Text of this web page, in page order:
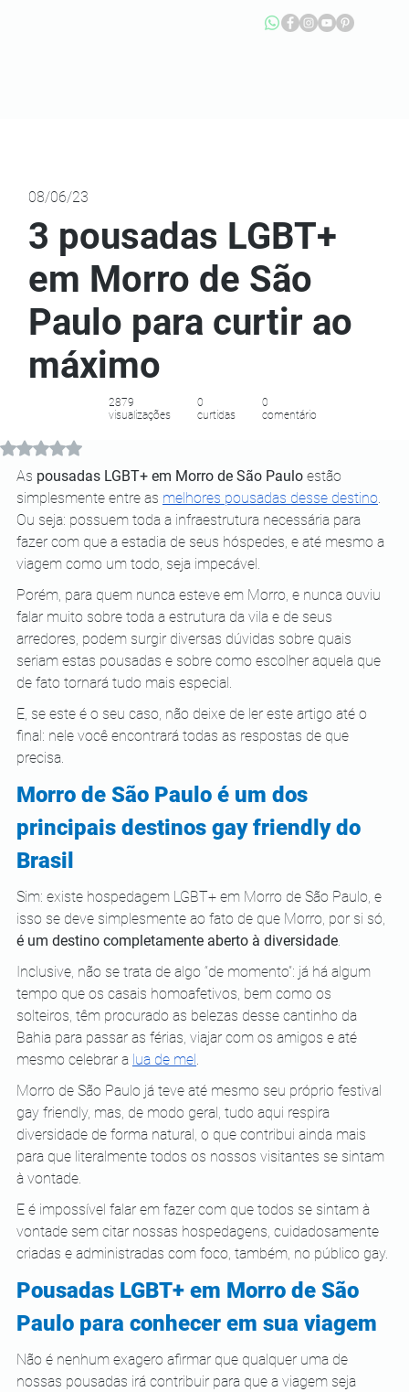
Avaliado com NaN de 5 estrelas.
As pousadas LGBT+ em Morro de São Paulo estão
simplesmente entre as melhores pousadas desse destino.
Ou seja: possuem toda a infraestrutura necessária para
fazer com que a estadia de seus hóspedes, e até mesmo a
viagem como um todo, seja impecável.
Porém, para quem nunca esteve em Morro, e nunca ouviu
falar muito sobre toda a estrutura da vila e de seus
arredores, podem surgir diversas dúvidas sobre quais
seriam estas pousadas e sobre como escolher aquela que
de fato tornará tudo mais especial.
E, se este é o seu caso, não deixe de ler este artigo até o
final: nele você encontrará todas as respostas de que
precisa.
Morro de São Paulo é um dos
principais destinos gay friendly do
Brasil
Sim: existe hospedagem LGBT+ em Morro de São Paulo, e
isso se deve simplesmente ao fato de que Morro, por si só,
é um destino completamente aberto à diversidade.
Inclusive, não se trata de algo “de momento”: já há algum
tempo que os casais homoafetivos, bem como os
solteiros, têm procurado as belezas desse cantinho da
Bahia para passar as férias, viajar com os amigos e até
mesmo celebrar a lua de mel.
Morro de São Paulo já teve até mesmo seu próprio festival
gay friendly, mas, de modo geral, tudo aqui respira
diversidade de forma natural, o que contribui ainda mais
para que literalmente todos os nossos visitantes se sintam
à vontade.
E é impossível falar em fazer com que todos se sintam à
vontade sem citar nossas hospedagens, cuidadosamente
criadas e administradas com foco, também, no público gay.
Pousadas LGBT+ em Morro de São
Paulo para conhecer em sua viagem
Não é nenhum exagero afirmar que qualquer uma de
nossas pousadas irá contribuir para que a viagem seja
2879
visualizações
0
curtidas
0
comentário
3 pousadas LGBT+
em Morro de São
Paulo para curtir ao
máximo
08/06/23